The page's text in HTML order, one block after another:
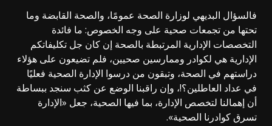
فالسؤال البديهي لوزارة الصحة عمومًا، والصحة القابضة وما
تحتها من تجمعات صحية على وجه الخصوص: ما فائدة
التخصصات الإدارية المرتبطة بالصحة إن كان جل تكليفاتكم
الإدارية هي لكوادر وممارسين صحيين، فلم تضيعون على هؤلاء
دراستهم في الصحة، وتبقون من درسوا الإدارة الصحية فعليًا
في عداد العاطلين؟!، وإن راقبنا الوضع عن كثب سنجد ببساطة
أن إهمالنا لتخصص الإدارة، بما فيها الصحية، جعل «الإدارة
تسرق كوادرنا الصحية».